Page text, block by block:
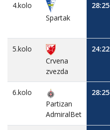
4.kolo
Spartak
28:25
5.kolo
Crvena
zvezda
24:22
6.kolo
Partizan
AdmiralBet
28:25